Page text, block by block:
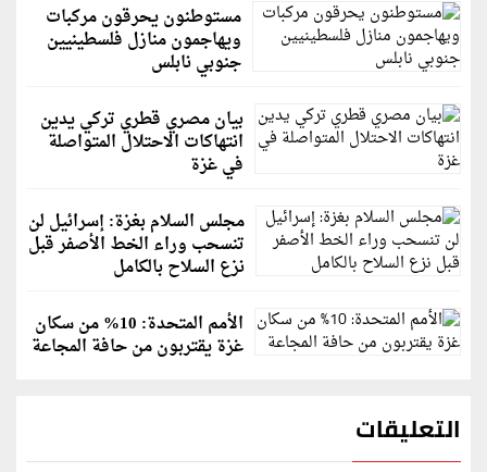
مستوطنون يحرقون مركبات
ويهاجمون منازل فلسطينيين
جنوبي نابلس
بيان مصري قطري تركي يدين
انتهاكات الاحتلال المتواصلة
في غزة
مجلس السلام بغزة: إسرائيل لن
تنسحب وراء الخط الأصفر قبل
نزع السلاح بالكامل
الأمم المتحدة: 10% من سكان
غزة يقتربون من حافة المجاعة
التعليقات